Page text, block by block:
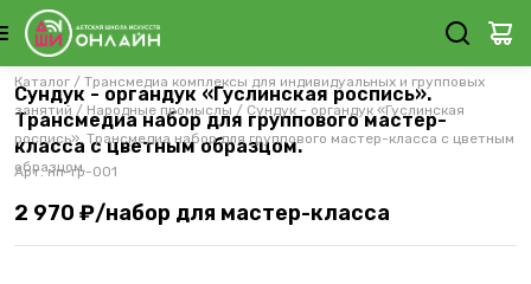
Каталог / Трансмедиа комплексы для индивидуальных и групповых
занятий / Народные промыслы / Сундук - органдук «Гуслинская
роспись». Трансмедиа набор для группового мастер-класса с цветным
образцом.
Сундук - органдук «Гуслинская роспись».
Трансмедиа набор для группового мастер-
класса с цветным образцом.
Арт.нп-гр-001
2 970 ₽/набор для мастер-класса